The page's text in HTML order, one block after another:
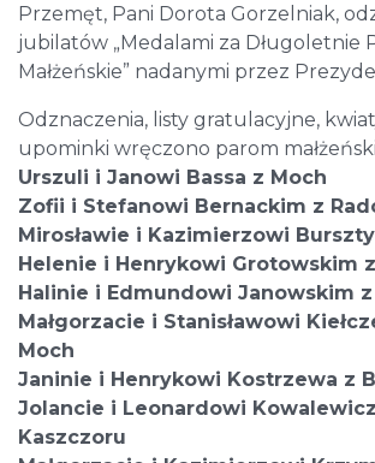
Przemęt, Pani Dorota Gorzelniak,
jubilatów „Medalami za Długoletnie
Małżeńskie” nadanymi przez
Odznaczenia, listy gratulacyjne,
upominki wręczono parom
Urszuli i Janowi Bassa z Moch
Zofii i Stefanowi Bernackim z
Mirosławie i Kazimierzowi
Helenie i Henrykowi Grotowskim z
Halinie i Edmundowi Janowskim
Małgorzacie i Stanisławowi
Moch
Janinie i Henrykowi Kostrzewa z
Jolancie i Leonardowi
Kaszczoru